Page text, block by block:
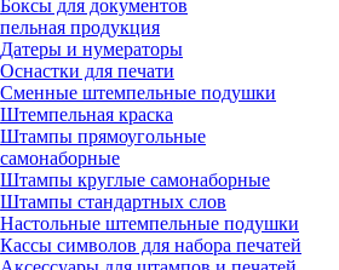
Боксы для документов
продукция
Датеры и нумераторы
Оснастки для печати
Сменные штемпельные подушки
Штемпельная краска
Штампы прямоугольные
самонаборные
Штампы круглые самонаборные
Штампы стандартных слов
Настольные штемпельные подушки
Кассы символов для набора печатей